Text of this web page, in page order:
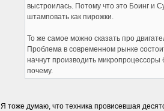
выстроилась. Потому что это Боинг и
штамповать как пирожки.
То же самое можно сказать про
Проблема в современном рынке
начнут производить
почему.
Я тоже думаю, что техника провисевшая